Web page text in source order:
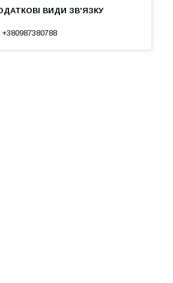
+380987380788